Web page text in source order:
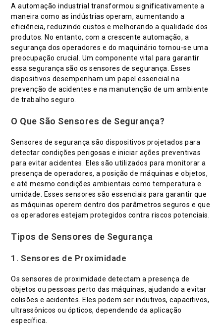
A automação industrial transformou significativamente a
maneira como as indústrias operam, aumentando a
eficiência, reduzindo custos e melhorando a qualidade dos
produtos. No entanto, com a crescente automação, a
segurança dos operadores e do maquinário tornou-se uma
preocupação crucial. Um componente vital para garantir
essa segurança são os sensores de segurança. Esses
dispositivos desempenham um papel essencial na
prevenção de acidentes e na manutenção de um ambiente
de trabalho seguro.
O Que São Sensores de Segurança?
Sensores de segurança são dispositivos projetados para
detectar condições perigosas e iniciar ações preventivas
para evitar acidentes. Eles são utilizados para monitorar a
presença de operadores, a posição de máquinas e objetos,
e até mesmo condições ambientais como temperatura e
umidade. Esses sensores são essenciais para garantir que
as máquinas operem dentro dos parâmetros seguros e que
os operadores estejam protegidos contra riscos potenciais.
Tipos de Sensores de Segurança
1. Sensores de Proximidade
Os sensores de proximidade detectam a presença de
objetos ou pessoas perto das máquinas, ajudando a evitar
colisões e acidentes. Eles podem ser indutivos, capacitivos,
ultrassônicos ou ópticos, dependendo da aplicação
específica.